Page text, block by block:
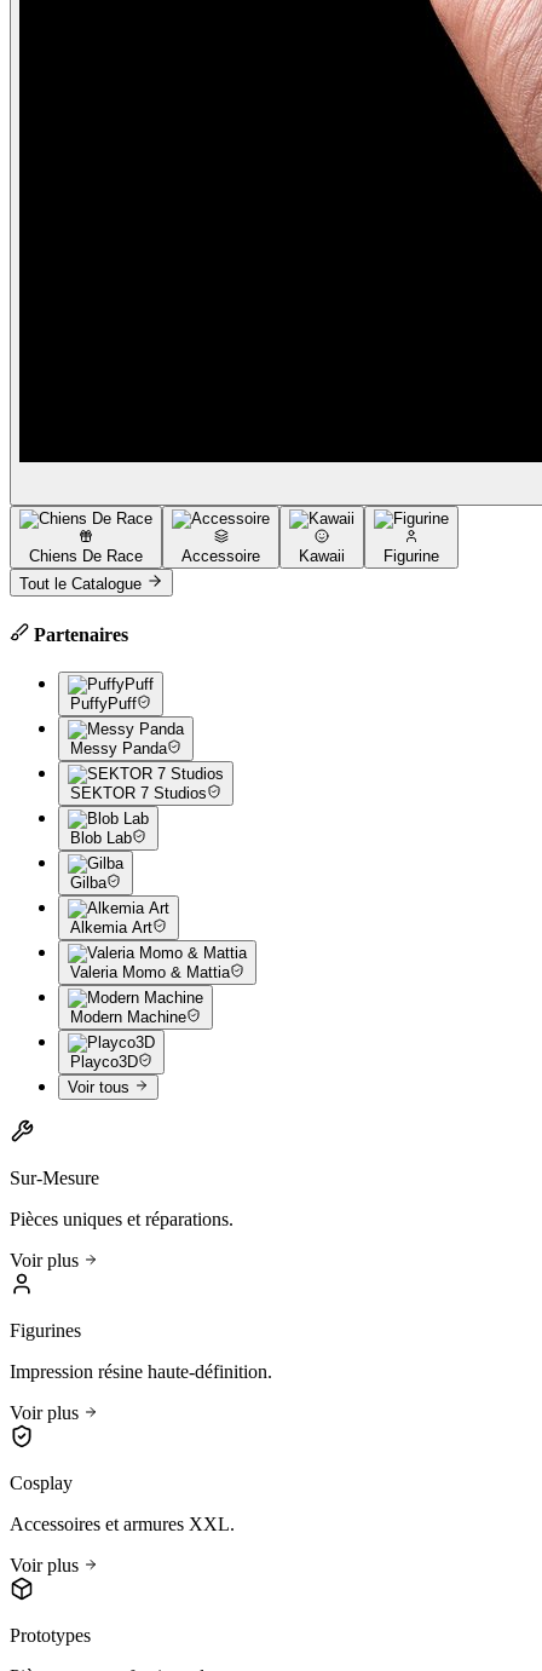
Chiens De Race Accessoire Kawaii
Figurine
Tout le Catalogue
Partenaires
PuffyPuff
Messy Panda
SEKTOR 7 Studios
Blob Lab
Gilba
Alkemia Art
Valeria Momo & Mattia
Modern Machine
Playco3D
Voir tous
Sur-Mesure
Pièces uniques et réparations.
Voir plus
Figurines
Impression résine haute-définition.
Voir plus
Cosplay
Accessoires et armures XXL.
Voir plus
Prototypes